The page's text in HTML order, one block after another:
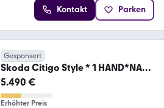
Kontakt Parken
Gesponsert
Skoda Citigo Style * 1 HAND*NAV*
KLIMA*ALU* 8 FACH*
5.490 €
Erhöhter Preis